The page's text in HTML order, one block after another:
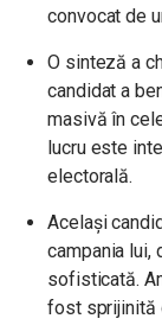
convocat de
O sinteză a
candidat a
masivă în
lucru este
electorală.
Același
campania lui,
sofisticată.
fost sprijinită